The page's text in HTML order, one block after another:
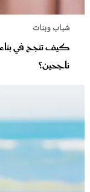
شباب وبنات
كيف تنجح في
ناجحين؟